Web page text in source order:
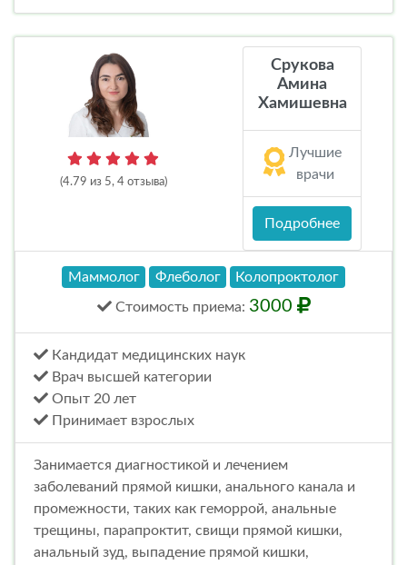
(4.79 из 5, 4 отзыва)
Срукова
Амина
Хамишевна
Лучшие
врачи
Подробнее
Маммолог Флеболог Колопроктолог
Стоимость приема: 3000
Кандидат медицинских наук
Врач высшей категории
Опыт 20 лет
Принимает взрослых
Занимается диагностикой и лечением
заболеваний прямой кишки, анального канала и
промежности, таких как геморрой, анальные
трещины, парапроктит, свищи прямой кишки,
анальный зуд, выпадение прямой кишки,